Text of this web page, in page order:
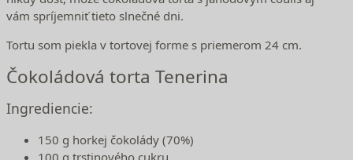
vám spríjemniť tieto slnečné dni.
Tortu som piekla v tortovej forme s priemerom 24 cm.
Čokoládová torta Tenerina
Ingrediencie:
150 g horkej čokolády (70%)
100 g trstinového cukru